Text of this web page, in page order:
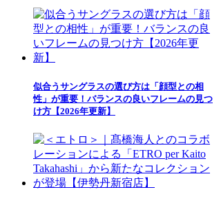
似合うサングラスの選び方は「顔型との相
性」が重要！バランスの良いフレームの見つ
け方【2026年更新】